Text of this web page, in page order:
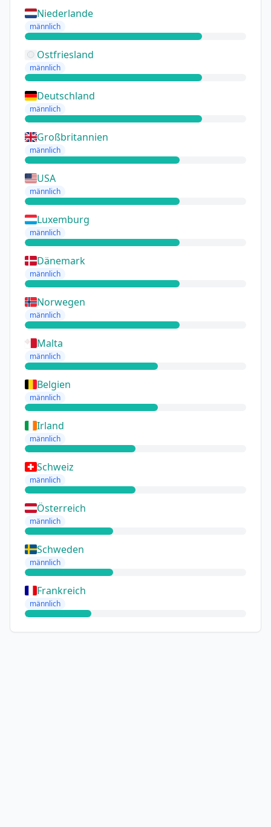
Niederlande
männlich
Ostfriesland
männlich
Deutschland
männlich
Großbritannien
männlich
USA
männlich
Luxemburg
männlich
Dänemark
männlich
Norwegen
männlich
Malta
männlich
Belgien
männlich
Irland
männlich
Schweiz
männlich
Österreich
männlich
Schweden
männlich
Frankreich
männlich